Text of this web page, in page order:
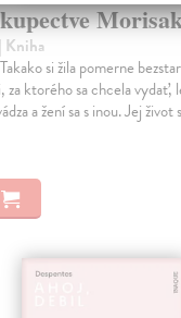
| Kniha
si žila pomerne
ktorého sa chcela vydať,
a žení sa s inou. Jej život